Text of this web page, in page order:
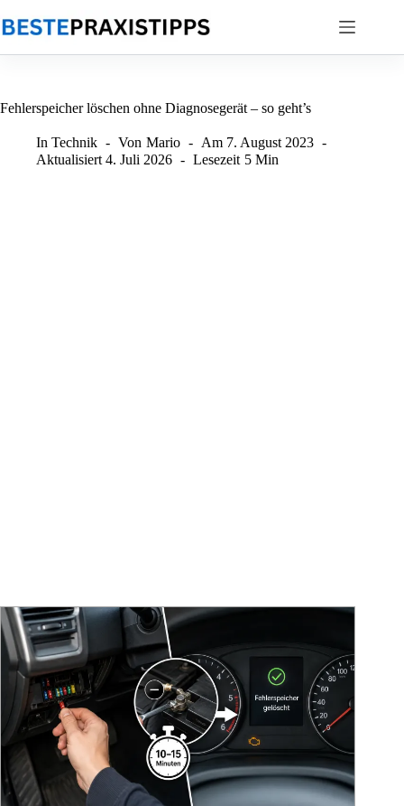
Inhalt
springen
Fehlerspeicher löschen ohne Diagnosegerät – so geht’s
In Technik Von Mario Am 7. August 2023
Aktualisiert 4. Juli 2026 Lesezeit 5 Min